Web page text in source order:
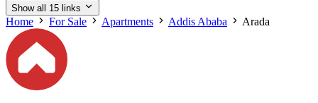
Show all 15 links
Home For Sale Apartments Addis Ababa Arada